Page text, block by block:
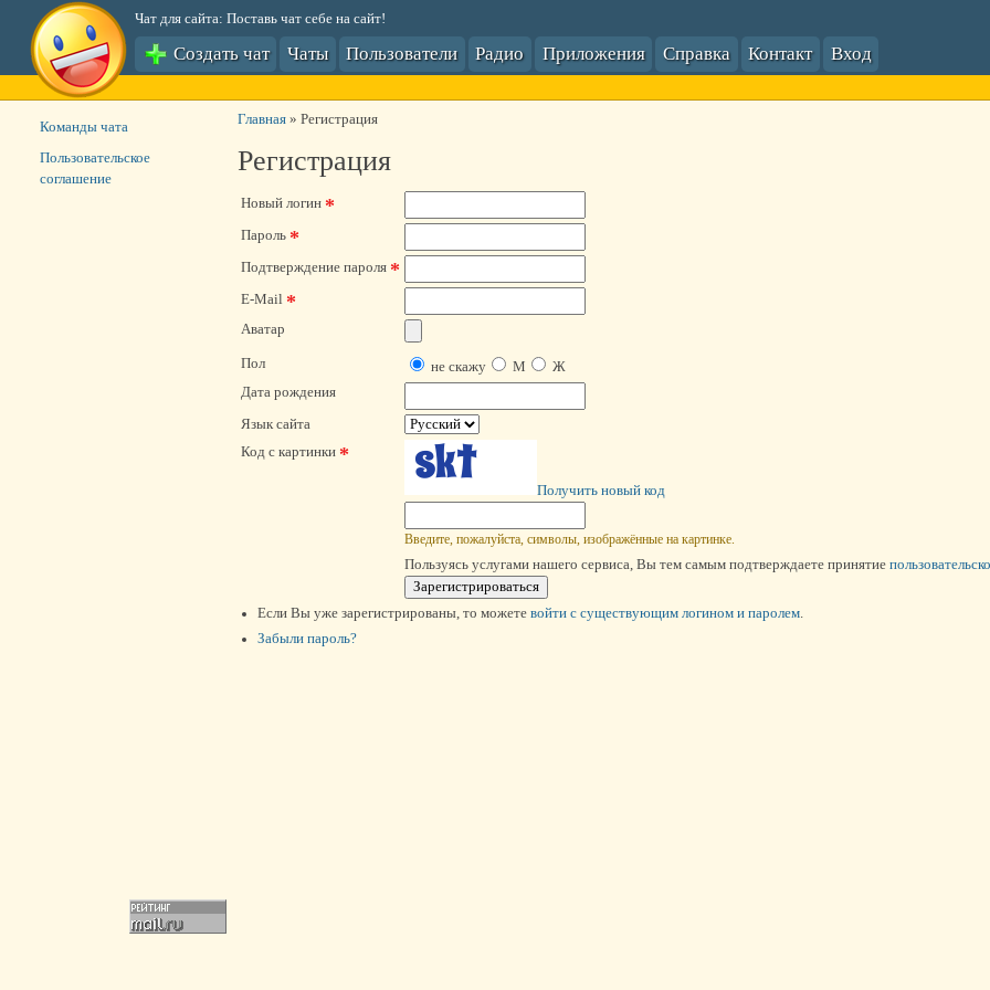
Чат для сайта: Поставь чат себе на сайт!
Создать чат Чаты Пользователи Радио Приложения Справка Контакт Вход
Главная» Регистрация
Регистрация
Новый логин *
Пароль *
Подтверждение пароля *
E-Mail *
Аватар
Пол не скажу М
Ж
Дата рождения
Язык сайта
Код с картинки *
Получить новый код
Введите, пожалуйста, символы, изображённые на картинке.
Пользуясь услугами нашего сервиса, Вы тем самым подтверждаете принятие
Если Вы уже зарегистрированы, то можете войти c существующим логином и паролем.
Забыли пароль?
Команды чата
Пользовательское
соглашение